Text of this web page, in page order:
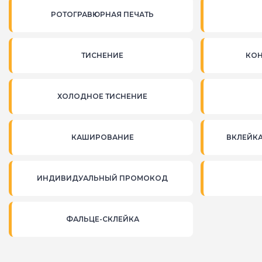
РОТОГРАВЮРНАЯ ПЕЧАТЬ
ТИСНЕНИЕ
ХОЛОДНОЕ ТИСНЕНИЕ
КАШИРОВАНИЕ
ИНДИВИДУАЛЬНЫЙ ПРОМОКОД
ФАЛЬЦЕ-СКЛЕЙКА